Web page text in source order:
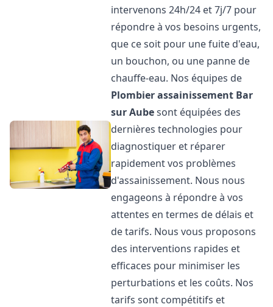
intervenons 24h/24 et 7j/7 pour
répondre à vos besoins urgents,
que ce soit pour une fuite d'eau,
un bouchon, ou une panne de
chauffe-eau. Nos équipes de
Plombier assainissement Bar
sur Aubesont équipées des
dernières technologies pour
diagnostiquer et réparer
rapidement vos problèmes
d'assainissement. Nous nous
engageons à répondre à vos
attentes en termes de délais et
de tarifs. Nous vous proposons
des interventions rapides et
efficaces pour minimiser les
perturbations et les coûts. Nos
tarifs sont compétitifs et